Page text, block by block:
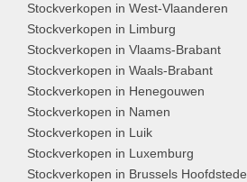
Stockverkopen in West-Vlaanderen
Stockverkopen in Limburg
Stockverkopen in Vlaams-Brabant
Stockverkopen in Waals-Brabant
Stockverkopen in Henegouwen
Stockverkopen in Namen
Stockverkopen in Luik
Stockverkopen in Luxemburg
Stockverkopen in Brussels